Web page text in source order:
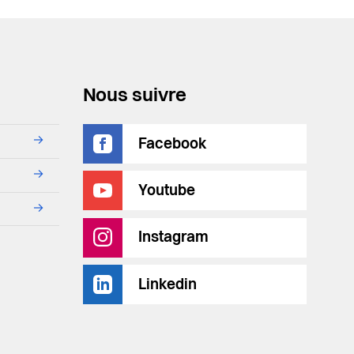
→
→
→
Nous suivre
Facebook
Youtube
Instagram
Linkedin